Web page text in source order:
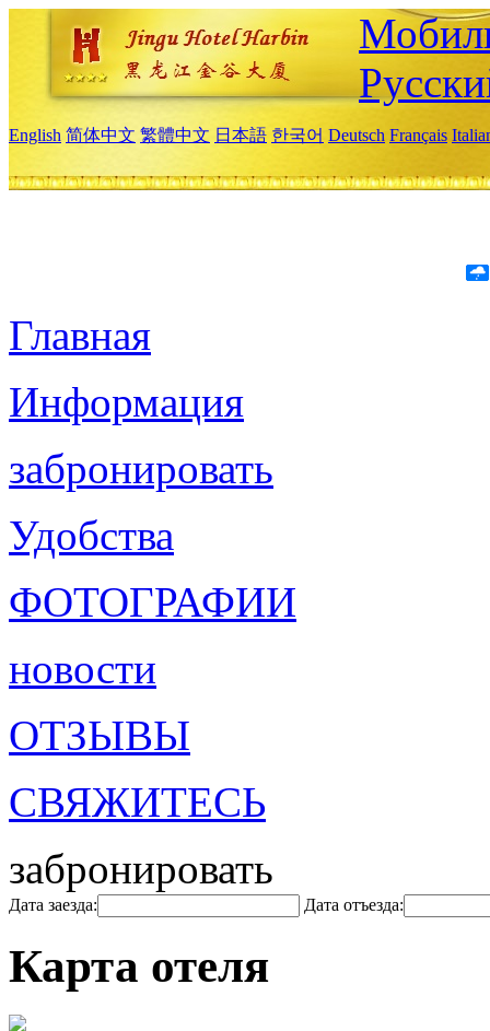
English 简体中文 繁體中文 日本語 한국어 Deutsch Français
Главная
Информация
забронировать
Удобства
ФОТОГРАФИИ
новости
ОТЗЫВЫ
СВЯЖИТЕСЬ
забронировать
Дата заезда: Дата отъезда:
Карта отеля